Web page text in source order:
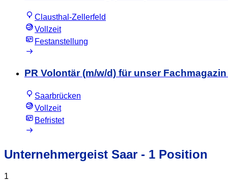
Clausthal-Zellerfeld
Vollzeit
Festanstellung
PR Volontär (m/w/d) für unser Fachmagazin
Saarbrücken
Vollzeit
Befristet
Unternehmergeist Saar - 1 Position
1